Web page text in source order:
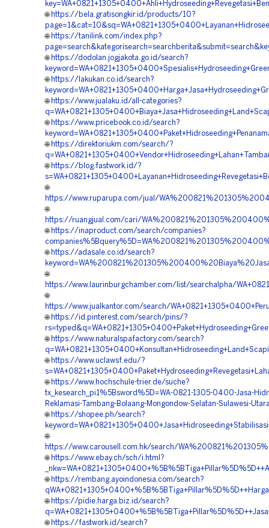
🌐 https://bela.gratisongkir.id/products/10?
🌐 https://tanilink.com/index.php?
🌐 https://dodolan.jogjakota.go.id/search?
🌐 https://lakukan.co.id/search?
🌐 https://www.jualaku.id/all-categories?
🌐 https://www.pricebook.co.id/search?
🌐 https://direktoriukm.com/search/?
🌐 https://blog.fastwork.id/?
🌐
https://www.ruparupa.com/jual/
🌐
https://ruangjual.com/cari/
🌐 https://inaproduct.com/search/companies?
🌐 https://adasale.co.id/search?
🌐
https://www.laurinburgchamber.com/list/searchalpha/
🌐
https://www.jualkantor.com/search/
🌐 https://id.pinterest.com/search/pins/?
🌐 https://www.naturalspafactory.com/search?
🌐 https://www.uclawsf.edu/?
🌐 https://www.hochschule-trier.de/suche?
tx_kesearch_pi1%5Bsword%5D=WA-0821-1305-0400-Jasa-
Reklamasi-Tambang-Bolaang-Mongondow-Selatan-Sulawesi-
🌐 https://shopee.ph/search?
🌐
https://www.carousell.com.hk/search/
🌐 https://www.ebay.ch/sch/i.html?
🌐 https://rembang.ayoindonesia.com/search?
🌐 https://pidie.harga.biz.id/search?
🌐 https://fastwork.id/search?